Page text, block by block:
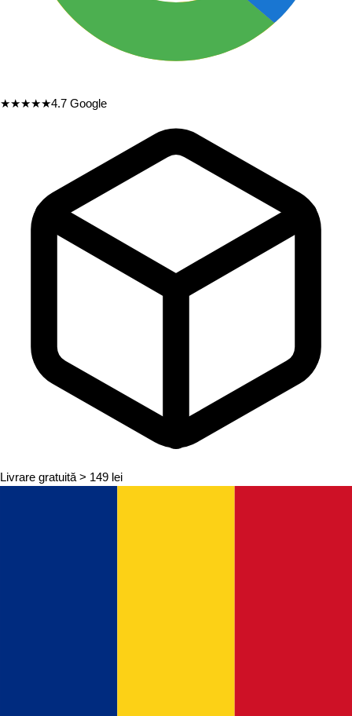
★★★★★4.7 Google
Livrare gratuită > 149 lei